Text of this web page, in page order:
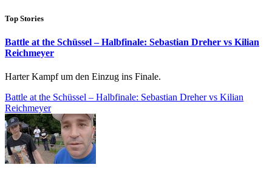
Top Stories
Battle at the Schüssel – Halbfinale: Sebastian Dreher vs Kilian
Reichmeyer
Harter Kampf um den Einzug ins Finale.
Battle at the Schüssel – Halbfinale: Sebastian Dreher vs Kilian
Reichmeyer